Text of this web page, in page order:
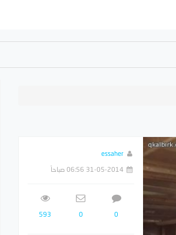
essaher
31-05-2014 06:56 صباحاً
0
0
593